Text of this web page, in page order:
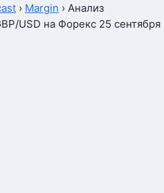
› Margin › Анализ
USD на Форекс 25 сентября